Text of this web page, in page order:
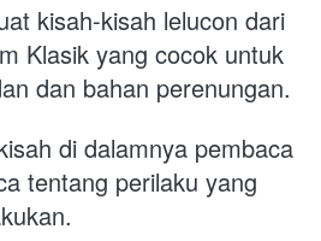
kisah-kisah lelucon dari
Klasik yang cocok untuk
dan bahan perenungan.
di dalamnya pembaca
tentang perilaku yang